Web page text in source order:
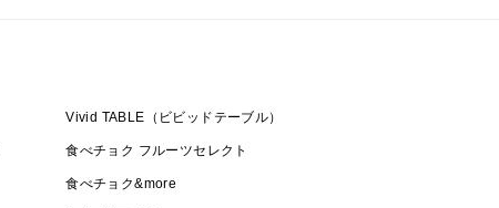
Vivid TABLE（ビビッドテーブル）
食べチョク フルーツセレクト
食べチョク&more